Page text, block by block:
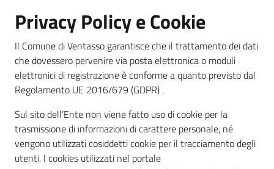
Privacy Policy e Cookie
Il Comune di Ventasso garantisce che il trattamento dei dati
che dovessero pervenire via posta elettronica o moduli
elettronici di registrazione è conforme a quanto previsto dal
Regolamento UE 2016/679 (GDPR) .
Sul sito dell’Ente non viene fatto uso di cookie per la
trasmissione di informazioni di carattere personale, né
vengono utilizzati cosiddetti cookie per il tracciamento degli
utenti. I cookies utilizzati nel portale